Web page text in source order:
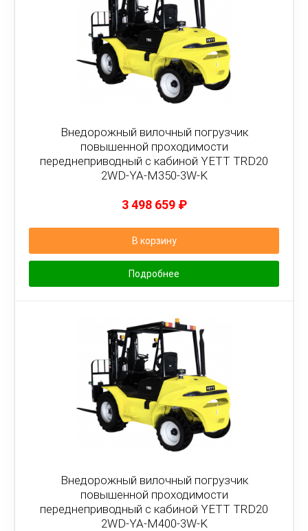
Внедорожный вилочный погрузчик
повышенной проходимости
переднеприводный с кабиной YETT TRD20
2WD-YA-M350-3W-K
3 498 659 ₽
В корзину
Подробнее
Внедорожный вилочный погрузчик
повышенной проходимости
переднеприводный с кабиной YETT TRD20
2WD-YA-M400-3W-K